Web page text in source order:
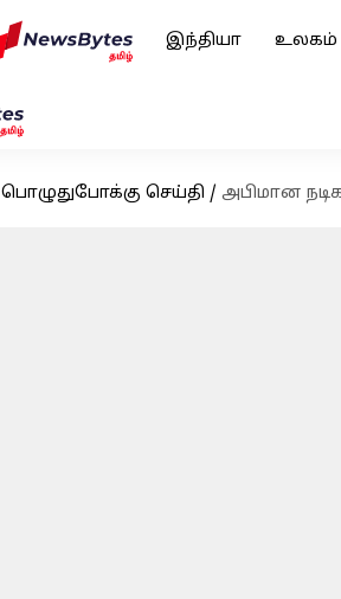
இந்தியா உலகம்
பொழுதுபோக்கு செய்தி / அபிமான